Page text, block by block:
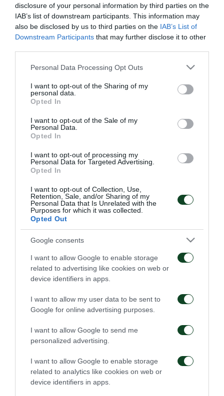
disclosure of your personal information by third parties on the
IAB’s list of downstream participants. This information may
also be disclosed by us to third parties on the IAB’s List of
Downstream Participants that may further disclose it to other
Please note that this website/app uses one or more Google
not limited to your visit or usage behaviour. You may click to
grant or deny consent to Google and its third-party tags to
use your data for below specified purposes in below Google
consent section.
Personal Data Processing Opt Outs
I want to opt-out of the Sharing of my
personal data.
Opted In
I want to opt-out of the Sale of my
Personal Data.
Opted In
I want to opt-out of processing my
Personal Data for Targeted Advertising.
Opted In
I want to opt-out of Collection, Use,
Retention, Sale, and/or Sharing of my
Personal Data that Is Unrelated with the
Purposes for which it was collected.
Opted Out
Google consents
I want to allow Google to enable storage
related to advertising like cookies on web or
device identifiers in apps.
I want to allow my user data to be sent to
Google for online advertising purposes.
I want to allow Google to send me
personalized advertising.
I want to allow Google to enable storage
related to analytics like cookies on web or
device identifiers in apps.
Τα αιτήματα πρέπει να περιλαμβάνουν τα εξής
στοιχεία, γραμμένα σε κεφαλαία και με
λατινικούς χαρακτήρες για κάθε κάτοχο
εισιτηρίου: ονοματεπώνυμο, αριθμό
mail. Επίσης είναι απαραίτητα: ημερομηνία
αναχώρησης, αεροπορική εταιρεία, κωδικός
πτήσης (ίδια στοιχεία και για την επιστροφή),
ξενοδοχείο διαμονής.
Το κόστος του εισιτηρίου ανέρχεται στα 20 ευρώ.
επικοινωνήσουμε μαζί σας για επιβεβαίωση και
περαιτέρω οδηγίες.
ΠΑΕ
Οδηγίες προς τους
αποψινή προσέλευση
στο ΟΑΚΑ
05/08/2026
παρουσιάζει το νέο
υπερσύγχρονο πούλμαν
της ομάδας